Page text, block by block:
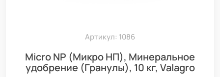
Артикул: 1086
Micro NP (Микро НП), Минеральное
удобрение (Гранулы), 10 кг, Valagro